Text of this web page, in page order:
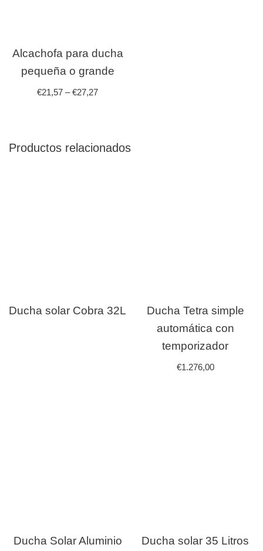
Alcachofa para ducha
pequeña o grande
€21,57 –€27,27
Productos relacionados
Ducha solar Cobra 32L
Ducha Tetra simple
automática con
temporizador
€1.276,00
Ducha Solar Aluminio
Ducha solar 35 Litros